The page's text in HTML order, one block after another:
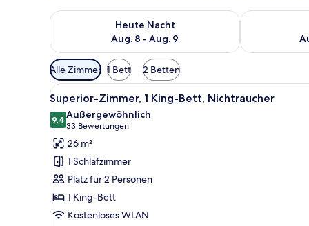
Heute Nacht
Aug. 8 - Aug. 9
Überprüfe die Verfügbarkeit für heute Nacht, Aug. 8
Überprüfe
Verfügbare
Filter
für
Zimmer
Alle Zimmer 1 Bett 2 Betten
Alle
Fotos
für
Superior-
Zimmer,
1 King-
Bett,
Nichtraucher
anzeigen
Ein modernes Schlafzimmer
5
Superior-Zimmer, 1 King-Bett, Nichtraucher
9,49,4 von 10
Außergewöhnlich
33 Bewertungen
(33
Bewertungen)
26 m²
1 Schlafzimmer
Platz für 2 Personen
1 King-Bett
Kostenloses WLAN